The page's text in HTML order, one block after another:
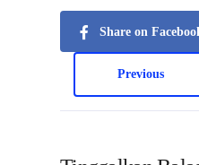
Share on
Previous